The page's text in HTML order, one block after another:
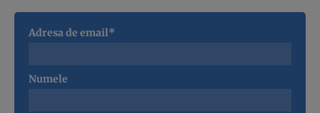
Adresa de email*
Numele